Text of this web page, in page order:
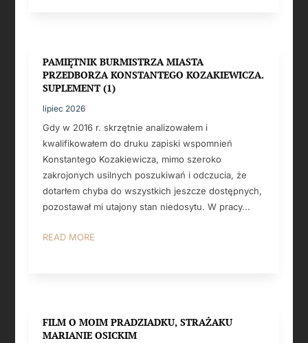
PAMIĘTNIK BURMISTRZA MIASTA
PRZEDBORZA KONSTANTEGO KOZAKIEWICZA.
SUPLEMENT (1)
lipiec 2026
Gdy w 2016 r. skrzętnie analizowałem i
kwalifikowałem do druku zapiski wspomnień
Konstantego Kozakiewicza, mimo szeroko
zakrojonych usilnych poszukiwań i odczucia, że
dotarłem chyba do wszystkich jeszcze dostępnych,
pozostawał mi utajony stan niedosytu. W pracy...
READ MORE
FILM O MOIM PRADZIADKU, STRAŻAKU
MARIANIE OSICKIM